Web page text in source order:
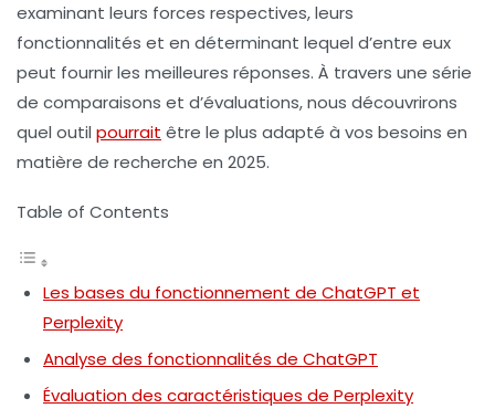
examinant leurs forces respectives, leurs
fonctionnalités et en déterminant lequel d’entre eux
peut fournir les meilleures réponses. À travers une série
de comparaisons et d’évaluations, nous découvrirons
quel outil pourrait être le plus adapté à vos besoins en
matière de recherche en 2025.
Table of Contents
Les bases du fonctionnement de ChatGPT et
Perplexity
Analyse des fonctionnalités de ChatGPT
Évaluation des caractéristiques de Perplexity